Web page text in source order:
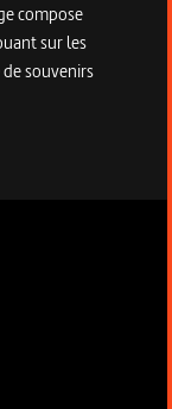
compose
sur les
souvenirs